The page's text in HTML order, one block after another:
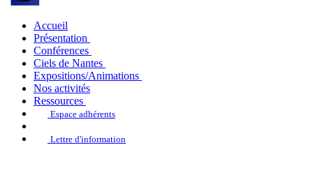
Accueil
Présentation
Conférences
Ciels de Nantes
Expositions/Animations
Nos activités
Ressources
Espace adhérents
Lettre d'information